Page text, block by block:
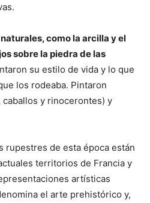
como la arcilla y el
sobre la piedra de las
su estilo de vida y lo que
los rodeaba. Pintaron
y rinocerontes) y
rupestres de esta época están
territorios de Francia y
artísticas
el arte prehistórico y,